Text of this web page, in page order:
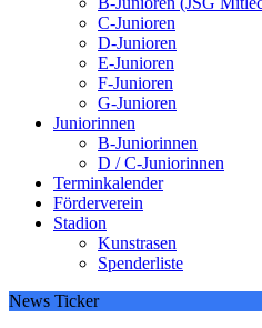
C-Junioren
D-Junioren
E-Junioren
F-Junioren
G-Junioren
Juniorinnen
B-Juniorinnen
D / C-Juniorinnen
Terminkalender
Förderverein
Stadion
Kunstrasen
Spenderliste
News Ticker